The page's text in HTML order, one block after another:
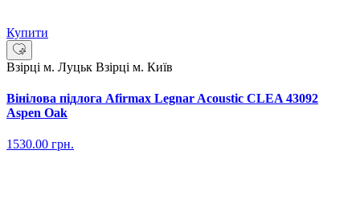
Купити
Взірці м. Луцьк Взірці м. Київ
Вінілова підлога Afirmax Legnar Acoustic CLEA 43092
Aspen Oak
1530.00 грн.